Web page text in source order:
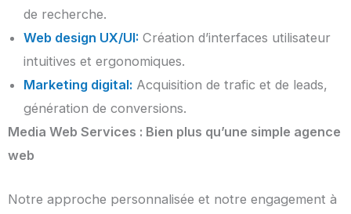
de recherche.
Web design UX/UI: Création d’interfaces utilisateur
intuitives et ergonomiques.
Marketing digital: Acquisition de trafic et de leads,
génération de conversions.
Media Web Services : Bien plus qu’une simple agence
web
Notre approche personnalisée et notre engagement à